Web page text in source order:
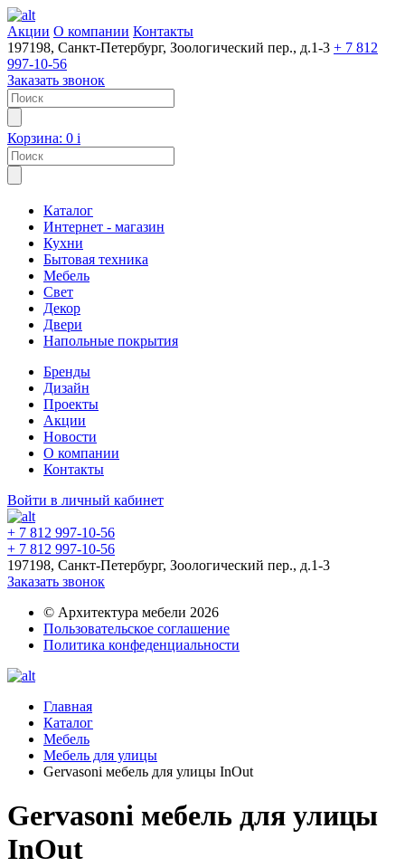
Акции О компании Контакты
197198, Санкт-Петербург, Зоологический пер., д.1-3 + 7 812
997-10-56
Заказать звонок
Корзина: 0 i
Каталог
Интернет - магазин
Кухни
Бытовая техника
Мебель
Свет
Декор
Двери
Напольные покрытия
Бренды
Дизайн
Проекты
Акции
Новости
О компании
Контакты
Войти в личный кабинет
+ 7 812 997-10-56
+ 7 812 997-10-56
197198, Санкт-Петербург, Зоологический пер., д.1-3
Заказать звонок
© Архитектура мебели 2026
Пользовательское соглашение
Политика конфеденциальности
Главная
Каталог
Мебель
Мебель для улицы
Gervasoni мебель для улицы InOut
Gervasoni мебель для улицы
InOut